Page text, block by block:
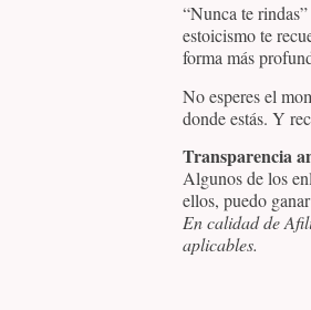
“Nunca te
estoicismo te
forma más
No esperes el
donde estás. Y
Transparencia
Algunos de los
ellos, puedo
En calidad de
aplicables.